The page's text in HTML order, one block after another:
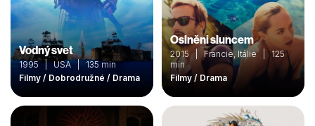
Vodný svet
1995 | USA | 135 min
Filmy / Dobrodružné / Drama
Oslněni sluncem
2015 | Francie, Itálie | 125
min
Filmy / Drama